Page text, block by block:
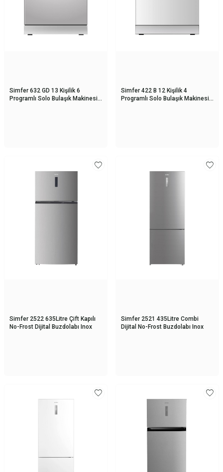
Simfer 632 GD 13 Kişilik 6
Programlı Solo Bulaşık Makinesi
Simfer 422 B 12 Kişilik 4
Programlı Solo Bulaşık Makinesi
Simfer 2522 635Litre Çift Kapılı
No-Frost Dijital Buzdolabı Inox
Simfer 2521 435Litre Combi
Dijital No-Frost Buzdolabı Inox